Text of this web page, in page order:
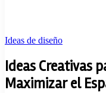
Ideas de diseño
Ideas Creativas
Maximizar el